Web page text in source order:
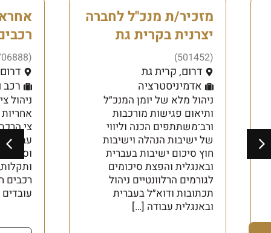
מזכיר/ת מנכ"ל לחברה
יצרנית בקרית גת
(501452)
דרום,קרית גת
אדמיניסטרציה
ניהול מלא של יומן המנכ״ל
ותיאום פגישות מורכבות
ורב־משתתפים הכנה וליווי
של ישיבות הנהלה וישיבות
חוץ סיכום ישיבות בעברית
ובאנגלית והפצת סיכומים
לגורמים הרלוונטיים ניהול
תכתובות ודוא״ל בעברית
ובאנגלית עבודה […]
(706888)
דרום
רכב
ניהול
צי
עבודה
רכבים